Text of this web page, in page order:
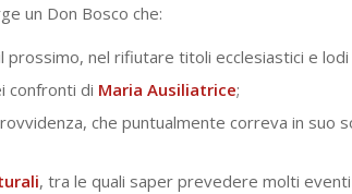
un Don Bosco che:
prossimo, nel rifiutare titoli ecclesiastici e lodi
confronti di Maria Ausiliatrice;
che puntualmente correva in suo
, tra le quali saper prevedere molti